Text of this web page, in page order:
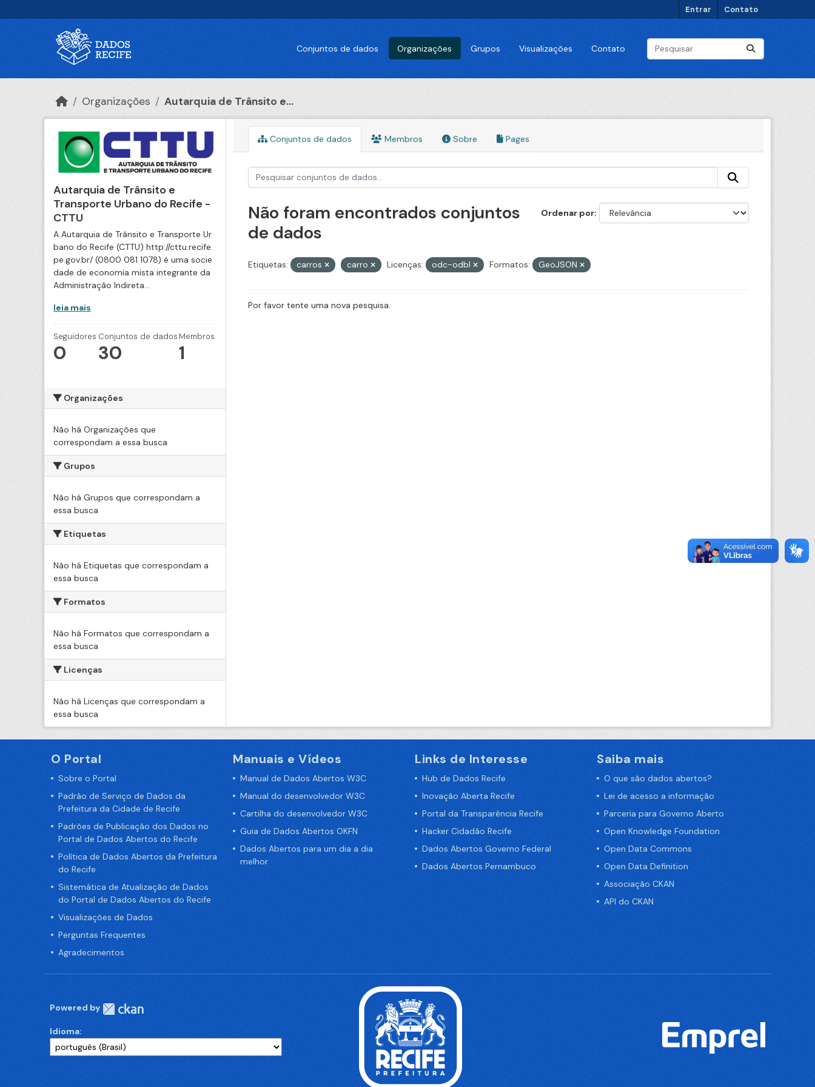
Entrar Contato
Conjuntos de dados Organizações Grupos Visualizações Contato
Organizações Autarquia de Trânsito e...
Autarquia de Trânsito e
Transporte Urbano do Recife -
CTTU
A Autarquia de Trânsito e Transporte Ur
bano do Recife (CTTU) http://cttu.recife.
pe.gov.br/ (0800 081 1078) é uma socie
dade de economia mista integrante da
Administração Indireta...
leia mais
Seguidores
0
Conjuntos de dados
30
Membros
1
Organizações
Não há Organizações que
correspondam a essa busca
Grupos
Não há Grupos que correspondam a
essa busca
Etiquetas
Não há Etiquetas que correspondam a
essa busca
Formatos
Não há Formatos que correspondam a
essa busca
Licenças
Não há Licenças que correspondam a
essa busca
Conjuntos de dados Membros Sobre Pages
Ordenar por
Não foram encontrados conjuntos
de dados
Etiquetas: carros carro Licenças: odc-odbl Formatos: GeoJSON
Por favor tente uma nova pesquisa.
O Portal
Sobre o Portal
Padrão de Serviço de Dados da
Prefeitura da Cidade de Recife
Padrões de Publicação dos Dados no
Portal de Dados Abertos do Recife
Política de Dados Abertos da Prefeitura
do Recife
Sistemática de Atualização de Dados
do Portal de Dados Abertos do Recife
Visualizações de Dados
Perguntas Frequentes
Agradecimentos
Manuais e Vídeos
Manual de Dados Abertos W3C
Manual do desenvolvedor W3C
Cartilha do desenvolvedor W3C
Guia de Dados Abertos OKFN
Dados Abertos para um dia a dia
melhor
Links de Interesse
Hub de Dados Recife
Inovação Aberta Recife
Portal da Transparência Recife
Hacker Cidadão Recife
Dados Abertos Governo Federal
Dados Abertos Pernambuco
Saiba mais
O que são dados abertos?
Lei de acesso a informação
Parceria para Governo Aberto
Open Knowledge Foundation
Open Data Commons
Open Data Definition
Associação CKAN
API do CKAN
Powered by
Idioma